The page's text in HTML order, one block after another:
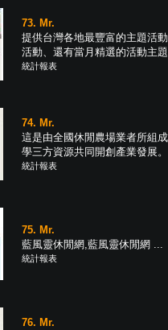
73. Mr.
提供台灣各地最豐富的主題活
活動、還有當月精選的活動主
統計報表
74. Mr.
這是由全國休閒農場業者所組
學三方資源共同開創產業發展
統計報表
75. Mr.
藍風靈休閒網,藍風靈休閒網 ...
統計報表
76. Mr.